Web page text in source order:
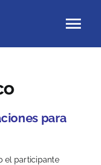
para
el participante